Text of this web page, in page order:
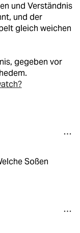
und Verständnis
und der
gleich weichen
gegeben vor
Soßen